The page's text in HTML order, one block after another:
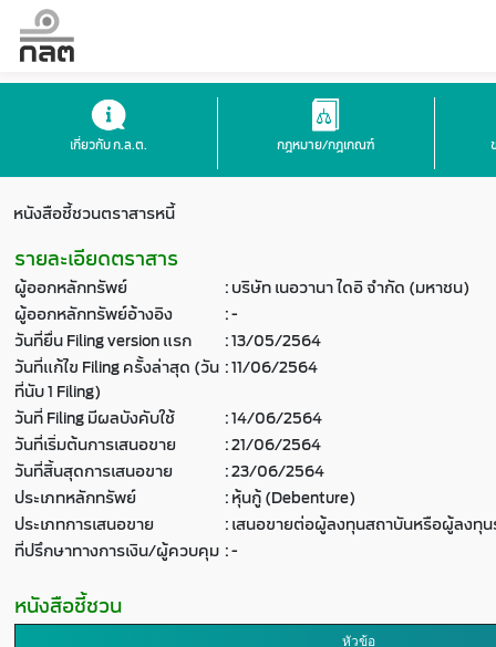
เกี่ยวกับ ก.ล.ต. กฎหมาย/กฎเกณฑ์
หนังสือชี้ชวนตราสารหนี้
รายละเอียดตราสาร
ผู้ออกหลักทรัพย์ :บริษัท เนอวานา ไดอิ จำกัด (มหาชน)
ผู้ออกหลักทรัพย์อ้างอิง
:-
วันที่ยื่น Filing version แรก
:13/05/2564
วันที่แก้ไข Filing ครั้งล่าสุด (วัน
ที่นับ 1 Filing)
:11/06/2564
วันที่ Filing มีผลบังคับใช้
:14/06/2564
วันที่เริ่มต้นการเสนอขาย
:21/06/2564
วันที่สิ้นสุดการเสนอขาย
:23/06/2564
ประเภทหลักทรัพย์
:หุ้นกู้ (Debenture)
ประเภทการเสนอขาย
:เสนอขายต่อผู้ลงทุนสถาบันหรือผู้ลงทุ
ที่ปรึกษาทางการเงิน/ผู้ควบคุม :-
หนังสือชี้ชวน
หัวข้อ